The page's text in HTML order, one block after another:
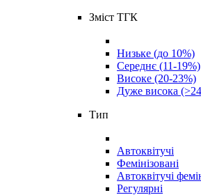
Зміст ТГК
Низьке (до 10%)
Середнє (11-19%)
Високе (20-23%)
Дуже висока
Тип
Автоквітучі
Фемінізовані
Автоквітучі
Регулярні